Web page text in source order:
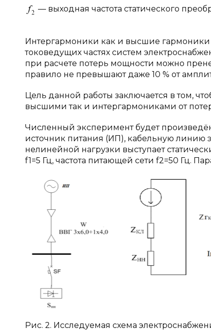
— выходная частота статического
Интергармоники как и высшие
токоведущих частях систем
при расчете потерь мощности можно
правило не превышают даже 10 % от
Цель данной работы заключается в том,
высшими так и интергармониками от
Численный эксперимент будет
источник питания (ИП), кабельную линию
нелинейной нагрузки выступает
f1=5 Гц, частота питающей сети f2=50 Гц.
Рис. 2. Исследуемая схема